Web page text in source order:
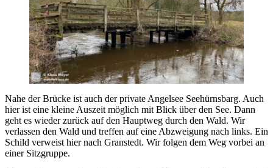
Nahe der Brücke ist auch der private Angelsee Seehürnsbarg. Auch
hier ist eine kleine Auszeit möglich mit Blick über den See. Dann
geht es wieder zurück auf den Hauptweg durch den Wald. Wir
verlassen den Wald und treffen auf eine Abzweigung nach links. Ein
Schild verweist hier nach Granstedt. Wir folgen dem Weg vorbei an
einer Sitzgruppe.